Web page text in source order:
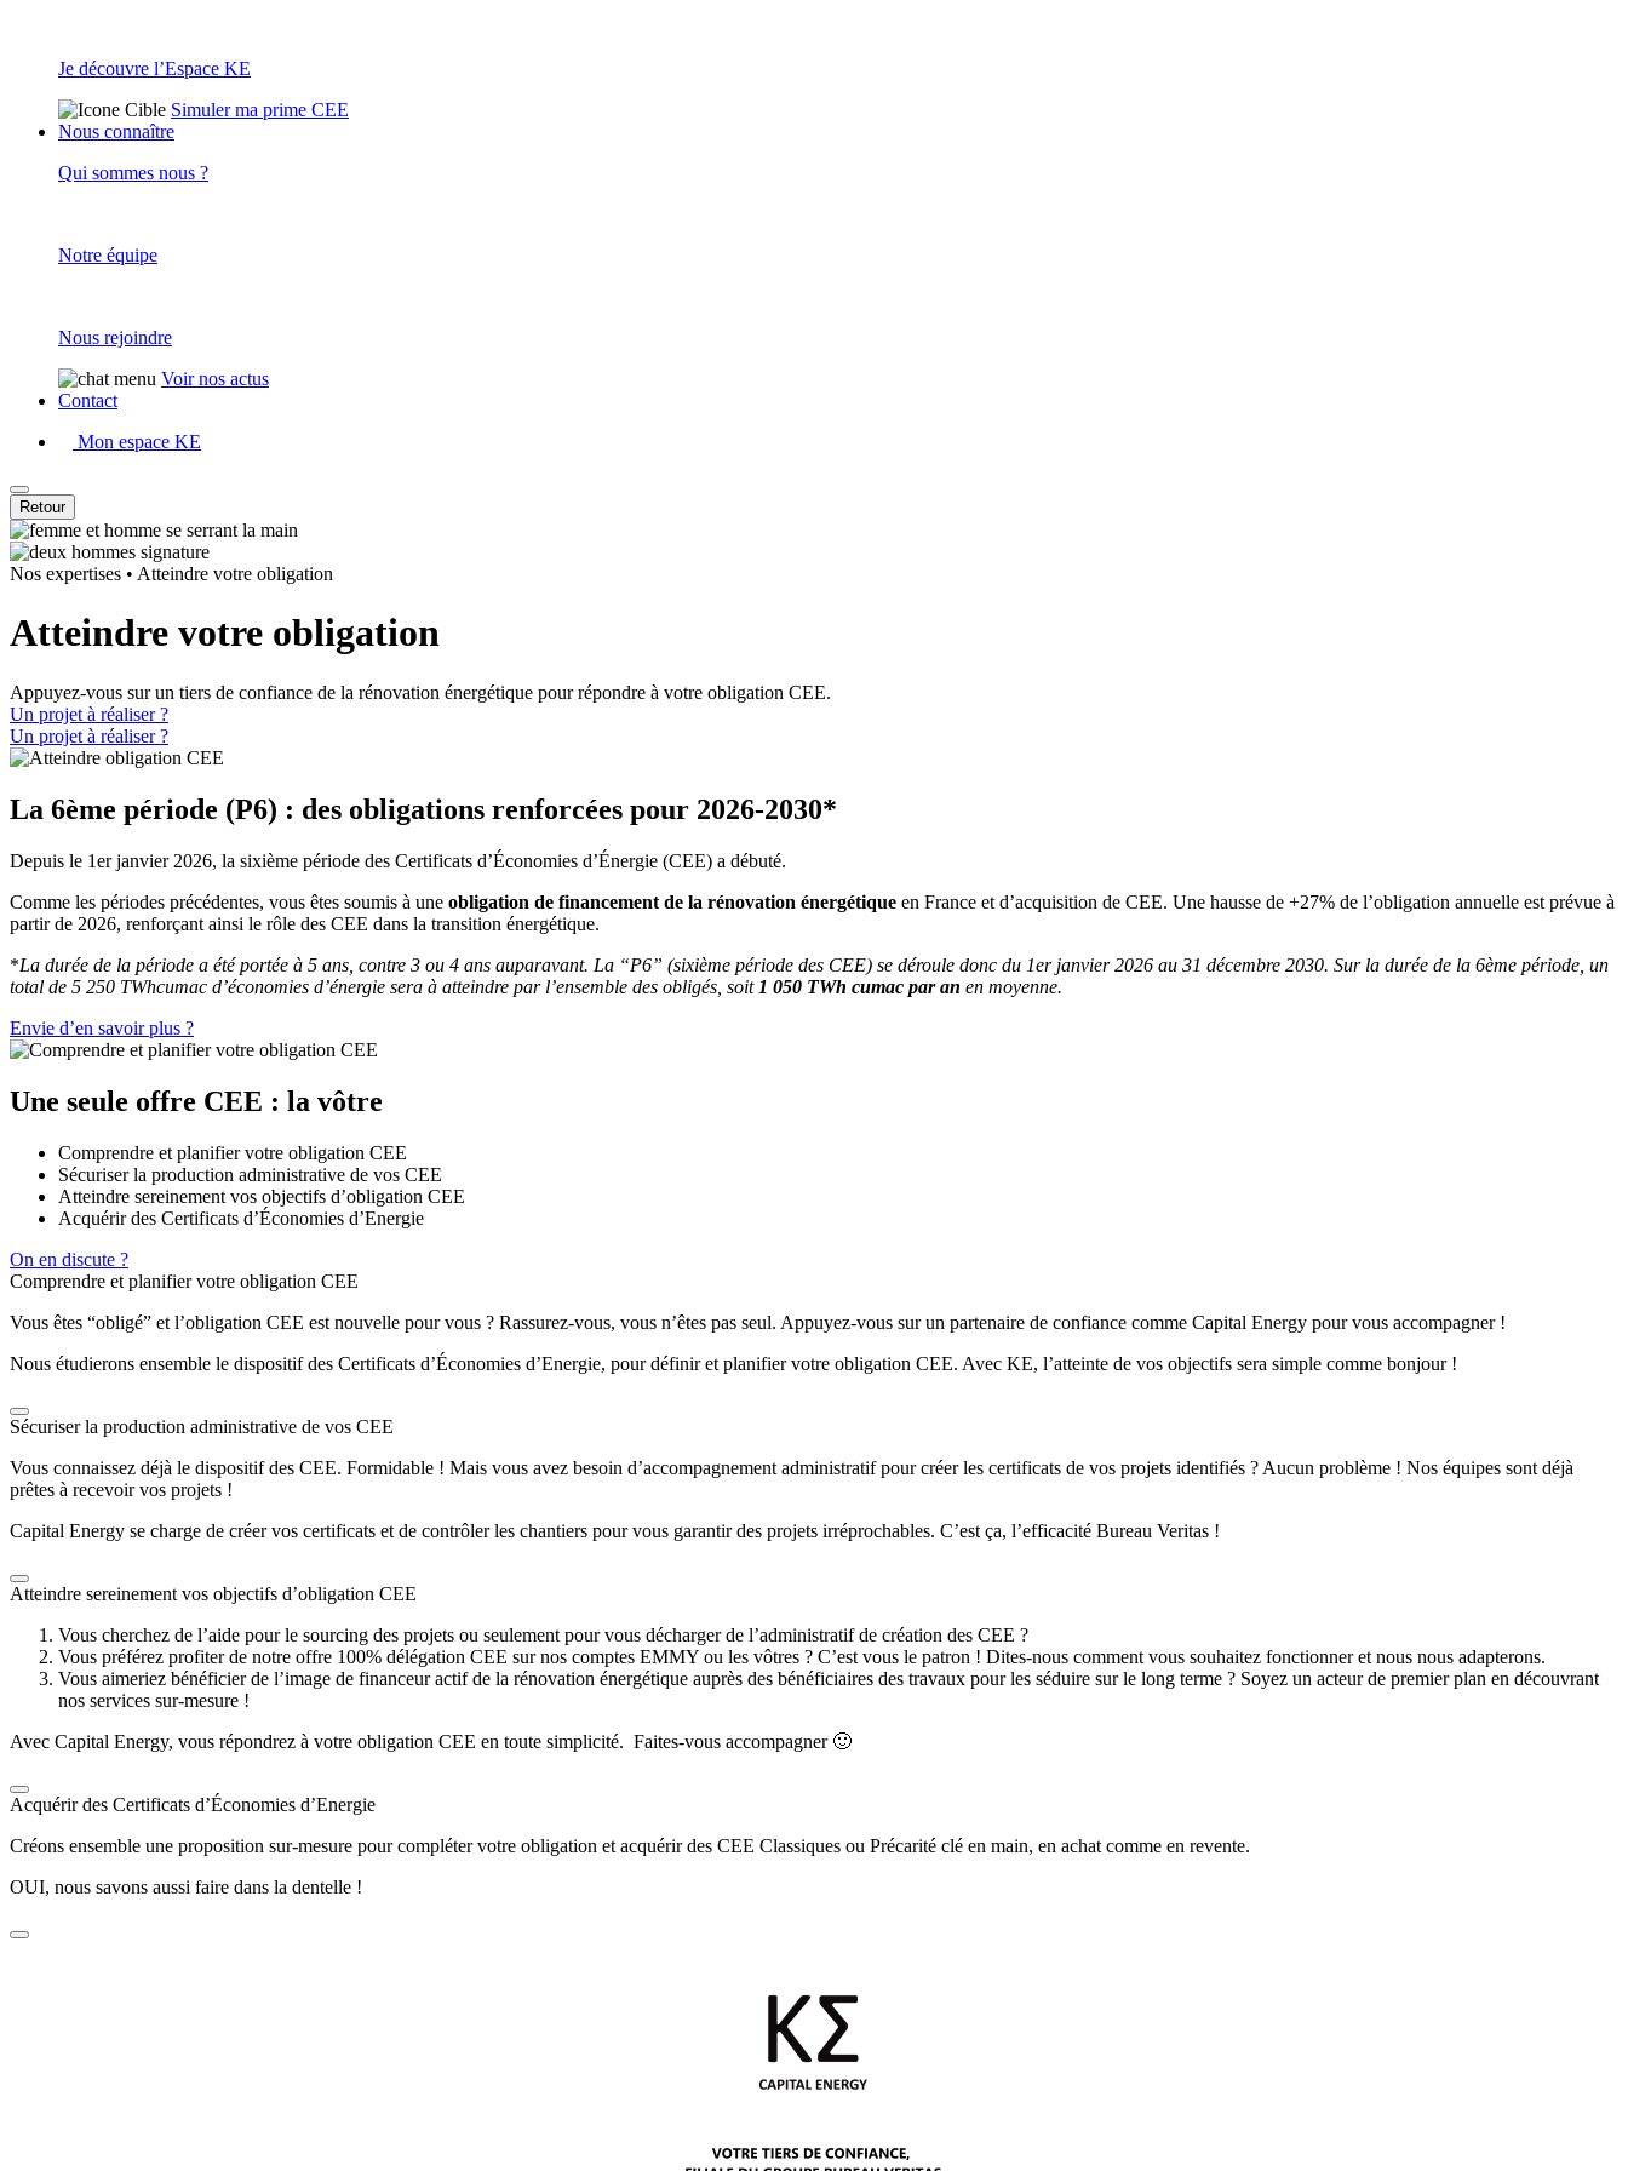
Je découvre l’Espace KE
Simuler ma prime CEE
Nous connaître
Qui sommes nous ?
Notre équipe
Nous rejoindre
Voir nos actus
Contact
Mon espace KE
Retour
Nos expertises • Atteindre votre obligation
Atteindre votre obligation
Appuyez-vous sur un tiers de confiance de la rénovation énergétique pour répondre à votre obligation CEE.
Un projet à réaliser ?
Un projet à réaliser ?
La 6ème période (P6) : des obligations renforcées pour 2026-2030*
Depuis le 1er janvier 2026, la sixième période des Certificats d’Économies d’Énergie (CEE) a débuté.
Comme les périodes précédentes, vous êtes soumis à une obligation de financement de la rénovation énergétique en France et d’acquisition de CEE. Une hausse de +27% de l’obligation annuelle est prévue à
partir de 2026, renforçant ainsi le rôle des CEE dans la transition énergétique.
*La durée de la période a été portée à 5 ans, contre 3 ou 4 ans auparavant. La “P6” (sixième période des CEE) se déroule donc du 1er janvier 2026 au 31 décembre 2030. Sur la durée de la 6ème période, un
total de 5 250 TWhcumac d’économies d’énergie sera à atteindre par l’ensemble des obligés, soit 1 050 TWh cumac par an en moyenne.
Envie d’en savoir plus ?
Une seule offre CEE : la vôtre
Comprendre et planifier votre obligation CEE
Sécuriser la production administrative de vos CEE
Atteindre sereinement vos objectifs d’obligation CEE
Acquérir des Certificats d’Économies d’Energie
On en discute ?
Comprendre et planifier votre obligation CEE
Vous êtes “obligé” et l’obligation CEE est nouvelle pour vous ? Rassurez-vous, vous n’êtes pas seul. Appuyez-vous sur un partenaire de confiance comme Capital Energy pour vous accompagner !
Nous étudierons ensemble le dispositif des Certificats d’Économies d’Energie, pour définir et planifier votre obligation CEE. Avec KE, l’atteinte de vos objectifs sera simple comme bonjour !
Sécuriser la production administrative de vos CEE
Vous connaissez déjà le dispositif des CEE. Formidable ! Mais vous avez besoin d’accompagnement administratif pour créer les certificats de vos projets identifiés ? Aucun problème ! Nos équipes sont déjà
prêtes à recevoir vos projets !
Capital Energy se charge de créer vos certificats et de contrôler les chantiers pour vous garantir des projets irréprochables. C’est ça, l’efficacité Bureau Veritas !
Atteindre sereinement vos objectifs d’obligation CEE
Vous cherchez de l’aide pour le sourcing des projets ou seulement pour vous décharger de l’administratif de création des CEE ?
Vous préférez profiter de notre offre 100% délégation CEE sur nos comptes EMMY ou les vôtres ? C’est vous le patron ! Dites-nous comment vous souhaitez fonctionner et nous nous adapterons.
Vous aimeriez bénéficier de l’image de financeur actif de la rénovation énergétique auprès des bénéficiaires des travaux pour les séduire sur le long terme ? Soyez un acteur de premier plan en découvrant
nos services sur-mesure !
Avec Capital Energy, vous répondrez à votre obligation CEE en toute simplicité. Faites-vous accompagner 🙂
Acquérir des Certificats d’Économies d’Energie
Créons ensemble une proposition sur-mesure pour compléter votre obligation et acquérir des CEE Classiques ou Précarité clé en main, en achat comme en revente.
OUI, nous savons aussi faire dans la dentelle !